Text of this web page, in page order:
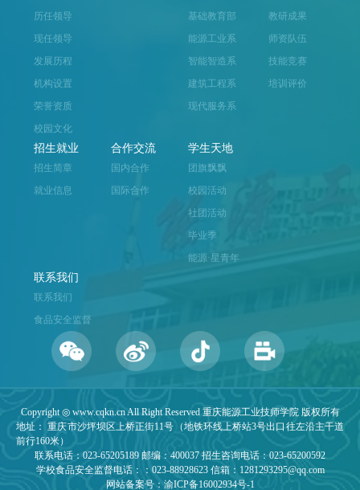
历任领导
现任领导
发展历程
机构设置
荣誉资质
校园文化
基础教育部
能源工业系
智能智造系
建筑工程系
现代服务系
教研成果
师资队伍
技能竞赛
培训评价
招生就业
招生简章
就业信息
合作交流
国内合作
国际合作
学生天地
团旗飘飘
校园活动
社团活动
毕业季
能源·星青年
联系我们
联系我们
食品安全监督
Copyright ◎ www.cqkn.cn All Right Reserved 重庆能源工业技师学院 版权所有
地址： 重庆市沙坪坝区上桥正街11号（地铁环线上桥站3号出口往左沿主干道
前行160米）
联系电话：023-65205189 邮编：400037 招生咨询电话：023-65200592
学校食品安全监督电话：：023-88928623 信箱：1281293295@qq.com
网站备案号：渝ICP备16002934号-1